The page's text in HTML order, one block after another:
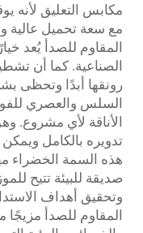
مكابس التعليق لأنه
مع سعة تحميل عالية
المقاوم للصدأ يُعد
الصناعية. كما أن
رونقها أبدًا وتحظى
السلس والعصري
الأناقة لأي مشروع.
تدويره بالكامل
هذه السمة الخضراء
صديقة للبيئة تتيح
وتحقيق أهداف
المقاوم للصدأ مزيجًا